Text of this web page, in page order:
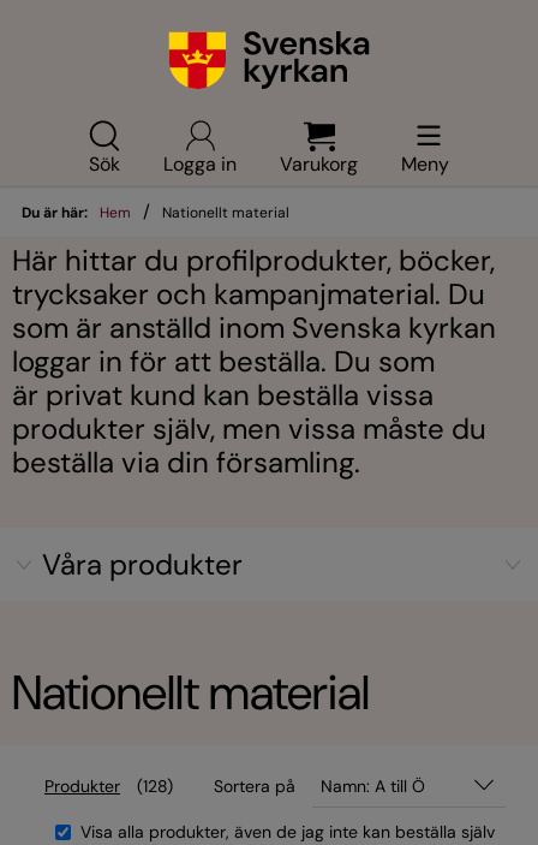
Sök Logga in Varukorg Meny
Du är här: Hem / Nationellt material
Här hittar du profilprodukter, böcker,
trycksaker och kampanjmaterial. Du
som är anställd inom Svenska kyrkan
loggar in för att beställa. Du som
är privat kund kan beställa vissa
produkter själv, men vissa måste du
beställa via din församling.
Våra produkter
Nationellt material
Produkter (128) Sortera på Namn: A till Ö
Visa alla produkter, även de jag inte kan beställa själv